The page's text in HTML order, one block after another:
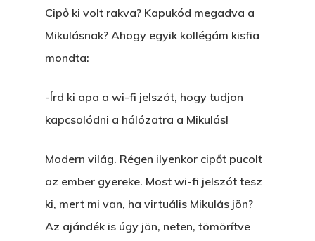
Cipő ki volt rakva? Kapukód megadva a
Mikulásnak? Ahogy egyik kollégám kisfia
mondta:
-Írd ki apa a wi-fi jelszót, hogy tudjon
kapcsolódni a hálózatra a Mikulás!
Modern világ. Régen ilyenkor cipőt pucolt
az ember gyereke. Most wi-fi jelszót tesz
ki, mert mi van, ha virtuális Mikulás jön?
Az ajándék is úgy jön, neten, tömörítve